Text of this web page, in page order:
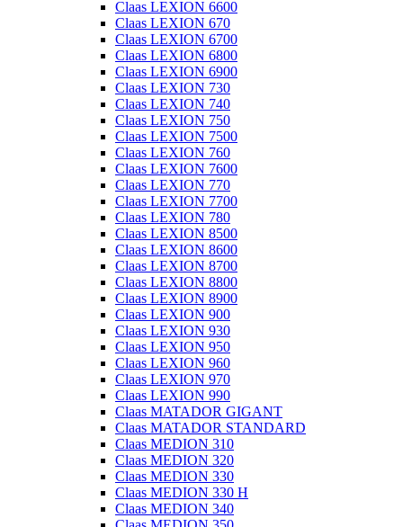
Claas LEXION 6600
Claas LEXION 670
Claas LEXION 6700
Claas LEXION 6800
Claas LEXION 6900
Claas LEXION 730
Claas LEXION 740
Claas LEXION 750
Claas LEXION 7500
Claas LEXION 760
Claas LEXION 7600
Claas LEXION 770
Claas LEXION 7700
Claas LEXION 780
Claas LEXION 8500
Claas LEXION 8600
Claas LEXION 8700
Claas LEXION 8800
Claas LEXION 8900
Claas LEXION 900
Claas LEXION 930
Claas LEXION 950
Claas LEXION 960
Claas LEXION 970
Claas LEXION 990
Claas MATADOR GIGANT
Claas MATADOR STANDARD
Claas MEDION 310
Claas MEDION 320
Claas MEDION 330
Claas MEDION 330 H
Claas MEDION 340